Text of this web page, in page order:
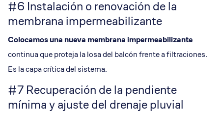
#6 Instalación o renovación de la
membrana impermeabilizante
Colocamos una nueva membrana impermeabilizante
continua que proteja la losa del balcón frente a filtraciones.
Es la capa crítica del sistema.
#7 Recuperación de la pendiente
mínima y ajuste del drenaje pluvial